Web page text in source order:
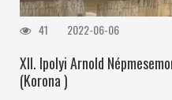
41 2022-06-06
XII. Ipolyi Arnold
(Korona )